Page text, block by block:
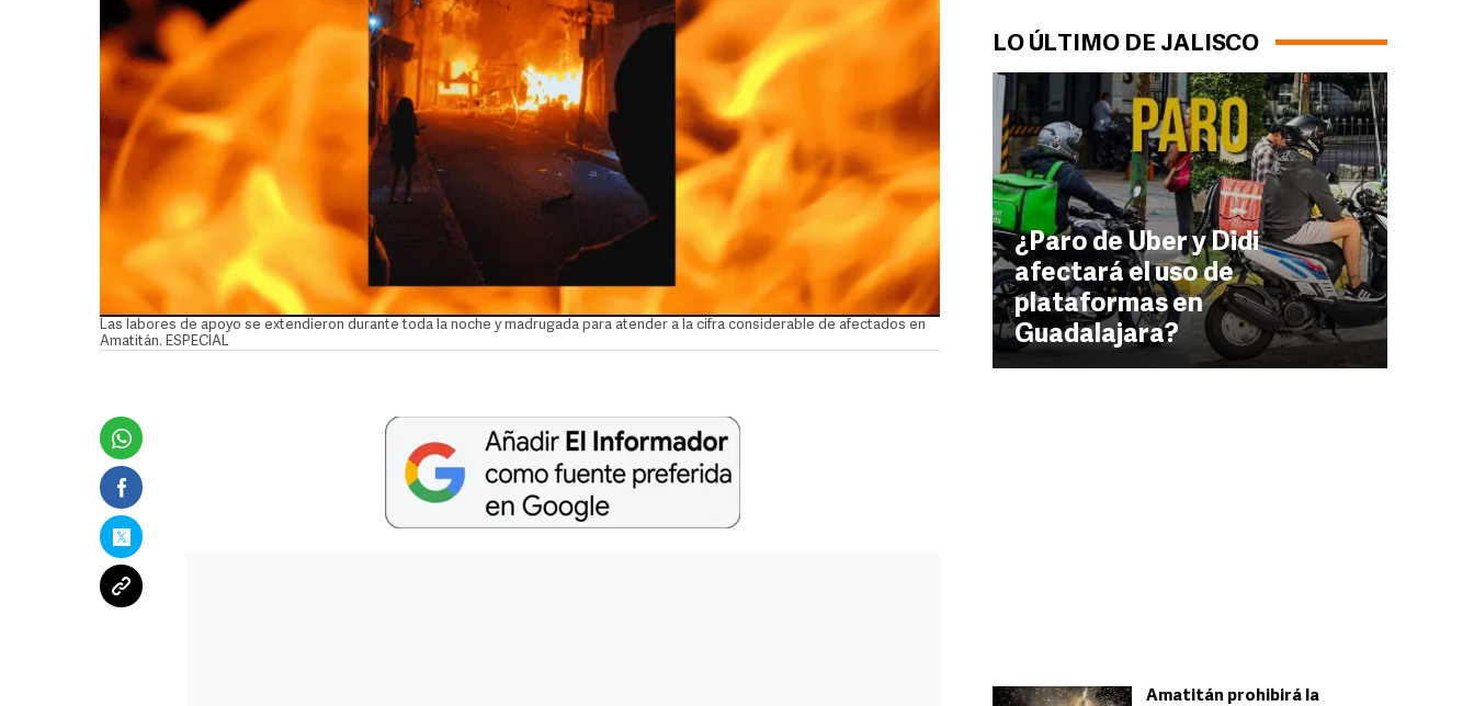
LO ÚLTIMO DE JALISCO
¿Paro de Uber y Didi
afectará el uso de
plataformas en
Guadalajara?
Amatitán prohibirá la
Las labores de apoyo se extendieron durante toda la noche y madrugada para atender a la cifra considerable de afectados en
Amatitán. ESPECIAL